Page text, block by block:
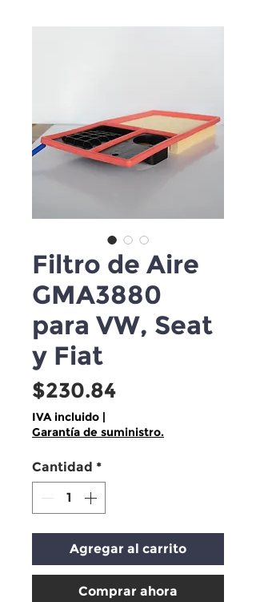
Filtro de Aire
GMA3880
para VW, Seat
y Fiat
$230.84Precio
IVA incluido |
Garantía de suministro.
Cantidad *
Agregar al carrito
Comprar ahora